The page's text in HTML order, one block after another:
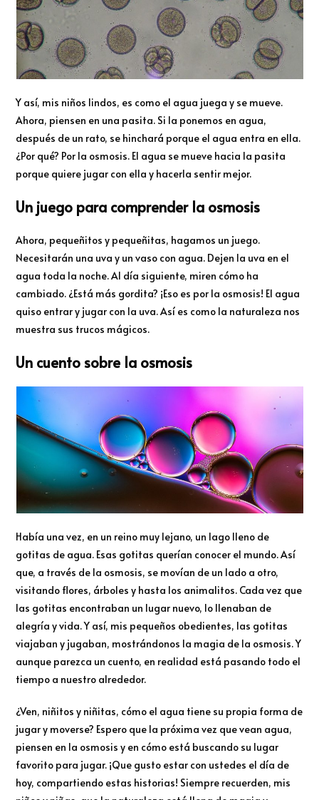
Y así, mis niños lindos, es como el agua juega y se mueve.
Ahora, piensen en una pasita. Si la ponemos en agua,
después de un rato, se hinchará porque el agua entra en ella.
¿Por qué? Por la osmosis. El agua se mueve hacia la pasita
porque quiere jugar con ella y hacerla sentir mejor.
Un juego para comprender la osmosis
Ahora, pequeñitos y pequeñitas, hagamos un juego.
Necesitarán una uva y un vaso con agua. Dejen la uva en el
agua toda la noche. Al día siguiente, miren cómo ha
cambiado. ¿Está más gordita? ¡Eso es por la osmosis! El agua
quiso entrar y jugar con la uva. Así es como la naturaleza nos
muestra sus trucos mágicos.
Un cuento sobre la osmosis
Había una vez, en un reino muy lejano, un lago lleno de
gotitas de agua. Esas gotitas querían conocer el mundo. Así
que, a través de la osmosis, se movían de un lado a otro,
visitando flores, árboles y hasta los animalitos. Cada vez que
las gotitas encontraban un lugar nuevo, lo llenaban de
alegría y vida. Y así, mis pequeños obedientes, las gotitas
viajaban y jugaban, mostrándonos la magia de la osmosis. Y
aunque parezca un cuento, en realidad está pasando todo el
tiempo a nuestro alrededor.
¿Ven, niñitos y niñitas, cómo el agua tiene su propia forma de
jugar y moverse? Espero que la próxima vez que vean agua,
piensen en la osmosis y en cómo está buscando su lugar
favorito para jugar. ¡Que gusto estar con ustedes el día de
hoy, compartiendo estas historias! Siempre recuerden, mis